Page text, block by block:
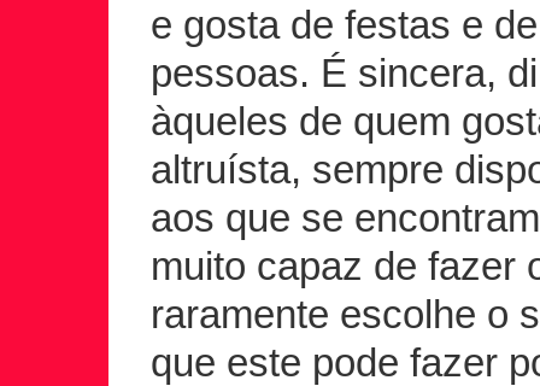
e gosta de festas e
pessoas. É sincera,
àqueles de quem
altruísta, sempre
aos que se
muito capaz de fazer
raramente escolhe o
que este pode fazer